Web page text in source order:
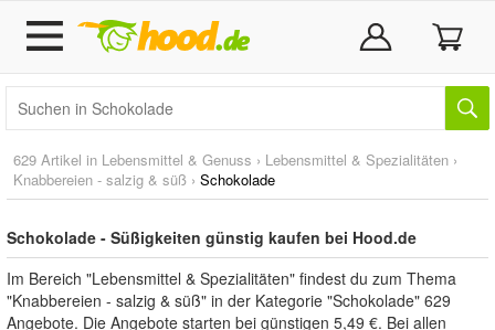
629 Artikel in Lebensmittel & Genuss › Lebensmittel & Spezialitäten ›
Knabbereien - salzig & süß › Schokolade
Schokolade - Süßigkeiten günstig kaufen bei Hood.de
Im Bereich "Lebensmittel & Spezialitäten" findest du zum Thema
"Knabbereien - salzig & süß" in der Kategorie "Schokolade" 629
Angebote. Die Angebote starten bei günstigen 5,49 €. Bei allen